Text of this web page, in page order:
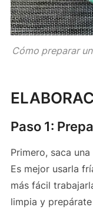
Cómo preparar
Paso 1:
Primero, saca
Es mejor usarla
más fácil
limpia y